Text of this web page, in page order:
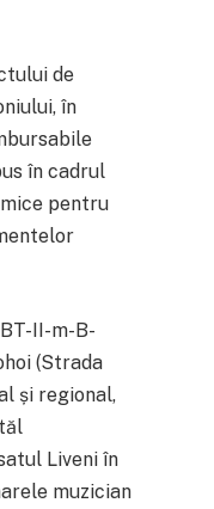
de
în
în cadrul
pentru
II-m-B-
(Strada
și regional,
Liveni în
muzician